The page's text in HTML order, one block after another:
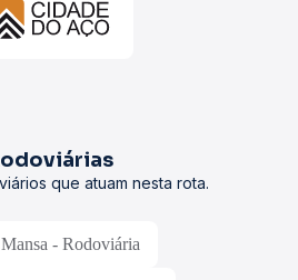
que atuam nesta rota.
- Rodoviária